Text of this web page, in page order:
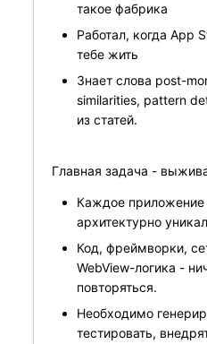
такое фабрика
Работал, когда App
тебе жить
Знает слова post-
similarities, pattern
из статей.
Главная задача -
Каждое
архитектурно
Код, фреймворки,
WebView-логика -
повторяться.
Необходимо
тестировать,